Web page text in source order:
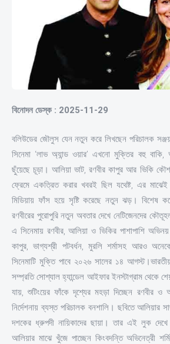
বিনোদন ডেস্ক : 2025-11-29
বলিউডের জৌলুস যেন নতুন করে লিখছেন পরিচালক
সিনেমা ‘লাভ অ্যান্ড ওয়ার’ এখনো মুক্তির বহু
ছুঁয়েছে চূড়া। আলিয়া ভাট, রণবীর কাপুর আর ভিকি
ফ্রেমে একত্রিত করার খবরই ছিল যথেষ্ট, এর
মিডিয়ায় ফাঁস হয়ে সৃষ্টি করেছে নতুন ঝড়। বিশেষ
রণবীরের পুরোপুরি নতুন অবতার দেখে নেটিজেনদের
এ সিনেমায় রণবীর, আলিয়া ও ভিকির পাশাপাশি
কাপুর, ভাগ্যশ্রী পটবর্ধন, মুরলি শর্মাসহ আরও
সিনেমাটি মুক্তি পাবে ২০২৬ সালের ১৪
সম্প্রতি সোশ্যাল হ্যান্ডেল আইফার ইনস্টাগ্রাম থেকে
যায়, শুটিংয়ের ফাঁকে দৃশ্যের মহড়া দিচ্ছেন রণবীর ও
নির্দেশনায় ব্যস্ত পরিচালক বনশালি। ছবিতে আলিয়ার
দশকের ধ্রুপদী নায়িকাদের ছায়া। তার এই লুক
আলিয়ার মাঝে খুঁজে পাচ্ছেন কিংবদন্তি অভিনেত্রী